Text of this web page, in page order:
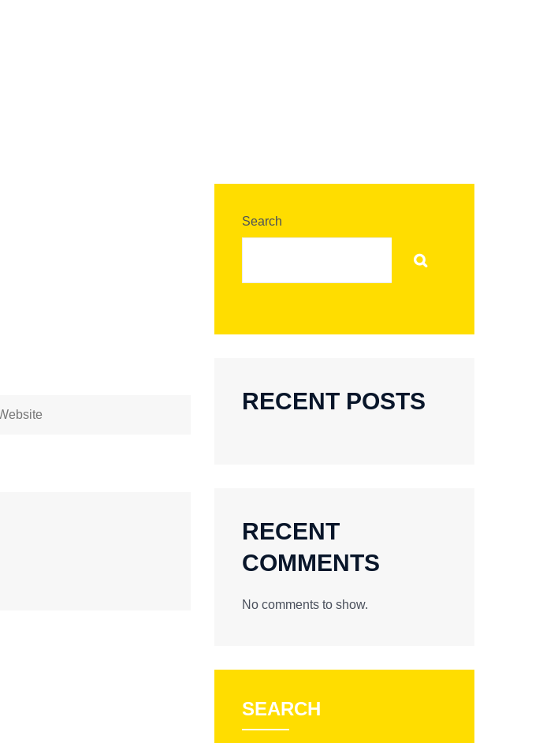
Search
RECENT POSTS
RECENT
COMMENTS
No comments to show.
SEARCH